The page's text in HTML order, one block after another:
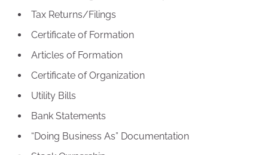
Tax Returns/Filings
Certificate of Formation
Articles of Formation
Certificate of Organization
Utility Bills
Bank Statements
“Doing Business As” Documentation